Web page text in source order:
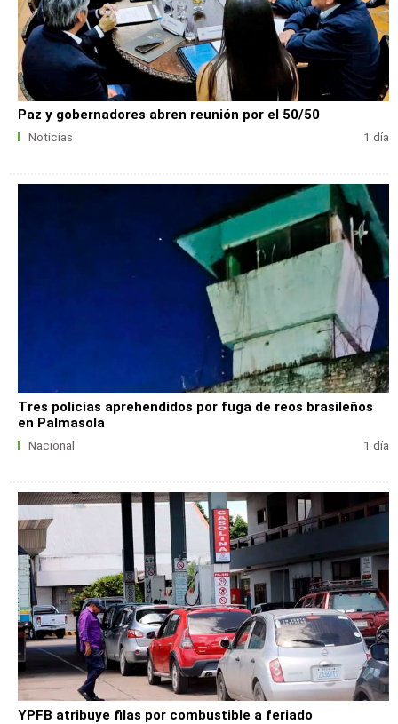
Paz y gobernadores abren reunión por el 50/50
Noticias 1 día
Tres policías aprehendidos por fuga de reos brasileños
en Palmasola
Nacional 1 día
YPFB atribuye filas por combustible a feriado